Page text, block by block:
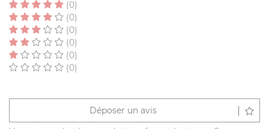
(0)
(0)
(0)
(0)
(0)
(0)
Déposer un avis